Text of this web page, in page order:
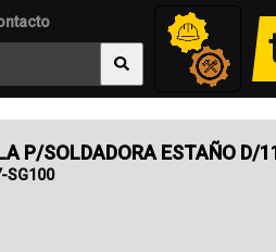
P/SOLDADORA ESTAÑO D/
SG100